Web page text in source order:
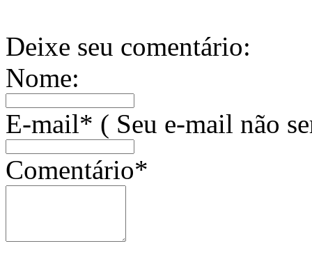
Deixe seu comentário:
Nome:
E-mail* ( Seu e-mail não
Comentário*